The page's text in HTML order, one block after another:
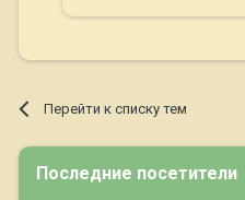
Перейти к списку тем
Последние посетители